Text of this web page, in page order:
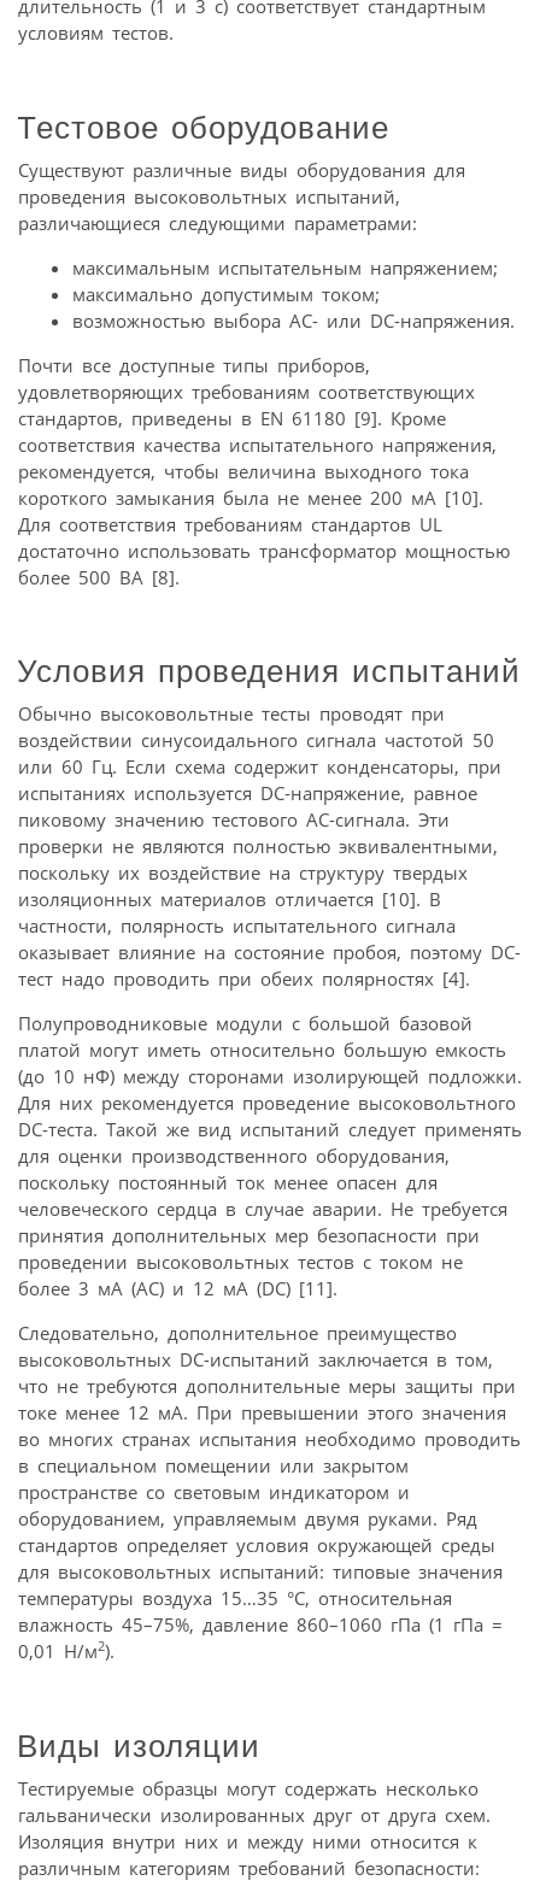
длительность (1 и 3 с) соответствует стандартным
условиям тестов.
Тестовое оборудование
Существуют различные виды оборудования для
проведения высоковольтных испытаний,
различающиеся следующими параметрами:
максимальным испытательным напряжением;
максимально допустимым током;
возможностью выбора АС- или DC-напря­жения.
Почти все доступные типы приборов,
удовлетворяющих требованиям соответствующих
стандартов, приведены в EN 61180 [9]. Кроме
соответствия качества испытательного напряжения,
рекомендуется, чтобы величина выходного тока
короткого замыкания была не менее 200 мА [10].
Для соответствия требованиям стандартов UL
достаточно использовать трансформатор мощностью
более 500 ВА [8].
Условия проведения испытаний
Обычно высоковольтные тесты проводят при
воздействии синусоидального сигнала частотой 50
или 60 Гц. Если схема содержит конденсаторы, при
испытаниях используется DC-напряжение, равное
пиковому значению тестового АС-сигнала. Эти
проверки не являются полностью эквивалентными,
поскольку их воздействие на структуру твердых
изоляционных материалов отличается [10]. В
частности, полярность испытательного сигнала
оказывает влияние на состояние пробоя, поэтому DC-
тест надо проводить при обеих полярностях [4].
Полупроводниковые модули с большой базовой
платой могут иметь относительно большую емкость
(до 10 нФ) между сторонами изолирующей подложки.
Для них рекомендуется проведение высоковольтного
DC-теста. Такой же вид испытаний следует применять
для оценки производственного оборудования,
поскольку постоянный ток менее опасен для
человеческого сердца в случае аварии. Не требуется
принятия дополнительных мер безопасности при
проведении высоковольтных тестов с током не
более 3 мА (АС) и 12 мА (DC) [11].
Следовательно, дополнительное преимущество
высоковольтных DC-испытаний заключается в том,
что не требуются дополнительные меры защиты при
токе менее 12 мА. При превышении этого значения
во многих странах испытания необходимо проводить
в специальном помещении или закрытом
пространстве со световым индикатором и
оборудованием, управляемым двумя руками. Ряд
стандартов определяет условия окружающей среды
для высоковольтных испытаний: типовые значения
температуры воздуха 15…35 °С, относительная
влажность 45–75%, давление 860–1060 гПа (1 гПа =
0,01 Н/м2).
Виды изоляции
Тестируемые образцы могут содержать несколько
гальванически изолированных друг от друга схем.
Изоляция внутри них и между ними относится к
различным категориям требований безопасности: